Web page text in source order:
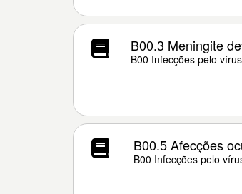
B00.3 Meningite
B00 Infecções pelo
B00.5 Afecções
B00 Infecções pelo